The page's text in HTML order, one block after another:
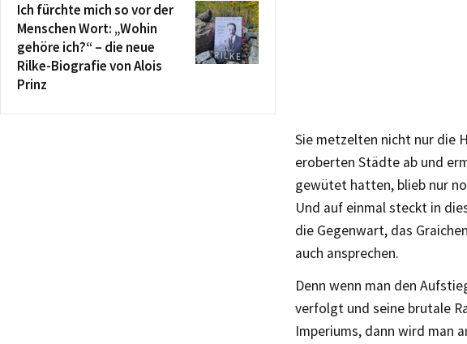
Sie metzelten nicht nur die
eroberten Städte ab und
gewütet hatten, blieb nur
Und auf einmal steckt in
die Gegenwart, das
auch ansprechen.
Denn wenn man den
verfolgt und seine brutale
Imperiums, dann wird man
Ich fürchte mich so vor der
Menschen Wort: „Wohin
gehöre ich?“ – die neue
Rilke-Biografie von Alois
Prinz